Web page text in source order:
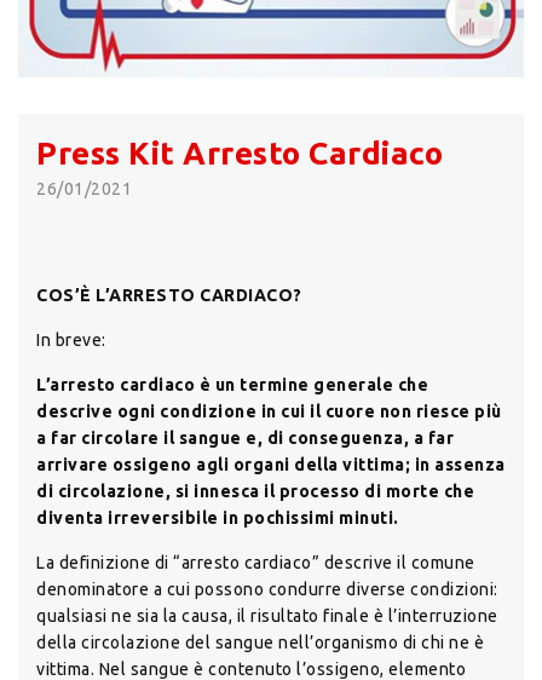
Press Kit Arresto Cardiaco
26/01/2021
COS’È L’ARRESTO CARDIACO?
In breve:
L’arresto cardiaco è un termine generale che
descrive ogni condizione in cui il cuore non riesce più
a far circolare il sangue e, di conseguenza, a far
arrivare ossigeno agli organi della vittima; in assenza
di circolazione, si innesca il processo di morte che
diventa irreversibile in pochissimi minuti.
La definizione di “arresto cardiaco” descrive il comune
denominatore a cui possono condurre diverse condizioni:
qualsiasi ne sia la causa, il risultato finale è l’interruzione
della circolazione del sangue nell’organismo di chi ne è
vittima. Nel sangue è contenuto l’ossigeno, elemento